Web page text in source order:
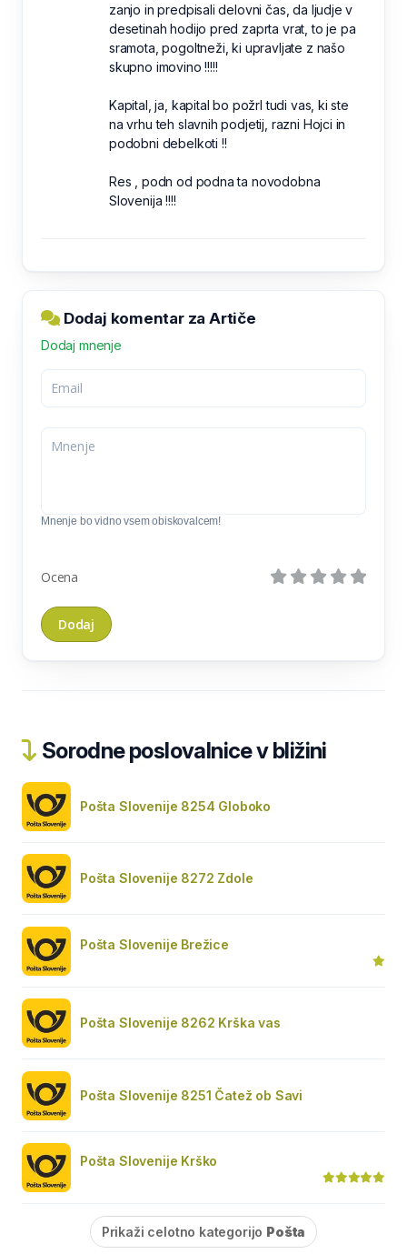
zanjo in predpisali delovni čas, da ljudje v
desetinah hodijo pred zaprta vrat, to je pa
sramota, pogoltneži, ki upravljate z našo
skupno imovino !!!!!
Kapital, ja, kapital bo požrl tudi vas, ki ste
na vrhu teh slavnih podjetij, razni Hojci in
podobni debelkoti !!
Res , podn od podna ta novodobna
Slovenija !!!!
Dodaj komentar za Artiče
Dodaj mnenje
Mnenje bo vidno vsem obiskovalcem!
Ocena
Sorodne poslovalnice v bližini
Pošta Slovenije 8254 Globoko
Pošta Slovenije 8272 Zdole
Pošta Slovenije Brežice
Pošta Slovenije 8262 Krška vas
Pošta Slovenije 8251 Čatež ob Savi
Pošta Slovenije Krško
Prikaži celotno kategorijo Pošta